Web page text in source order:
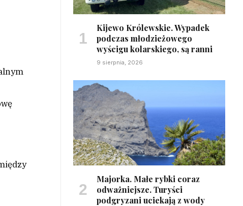
Kijewo Królewskie. Wypadek
podczas młodzieżowego
wyścigu kolarskiego, są ranni
9 sierpnia, 2026
Majorka. Małe rybki coraz
odważniejsze. Turyści
podgryzani uciekają z wody